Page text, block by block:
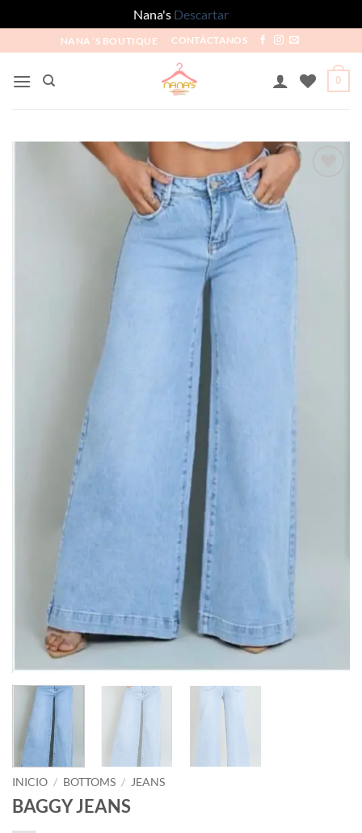
Nana's Descartar
NANA´S BOUTIQUE CONTÁCTANOS
0
INICIO / BOTTOMS / JEANS
BAGGY JEANS